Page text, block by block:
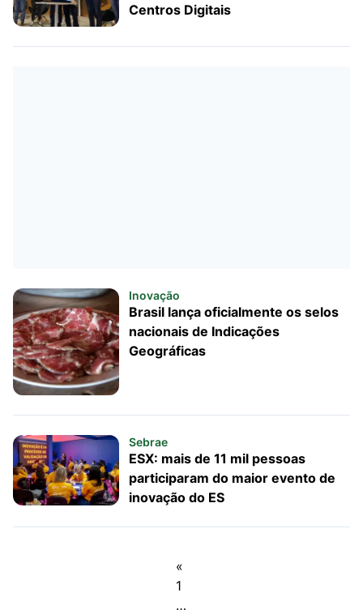
Centros Digitais
Inovação
Brasil lança oficialmente os selos
nacionais de Indicações
Geográficas
Sebrae
ESX: mais de 11 mil pessoas
participaram do maior evento de
inovação do ES
«
1
…